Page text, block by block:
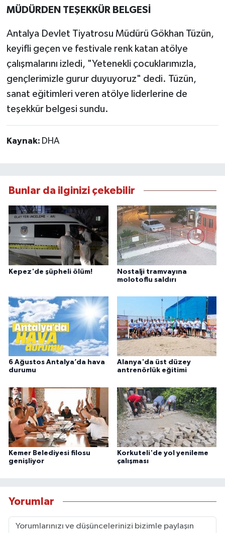
MÜDÜRDEN TEŞEKKÜR BELGESİ
Antalya Devlet Tiyatrosu Müdürü Gökhan Tüzün,
keyifli geçen ve festivale renk katan atölye
çalışmalarını izledi, "Yetenekli çocuklarımızla,
gençlerimizle gurur duyuyoruz" dedi. Tüzün,
sanat eğitimleri veren atölye liderlerine de
teşekkür belgesi sundu.
Kaynak: DHA
Bunlar da ilginizi çekebilir
Kepez'de şüpheli ölüm!
Nostalji tramvayına
molotoflu saldırı
6 Ağustos Antalya’da hava
durumu
Alanya'da üst düzey
antrenörlük eğitimi
Kemer Belediyesi filosu
genişliyor
Korkuteli'de yol yenileme
çalışması
Yorumlar